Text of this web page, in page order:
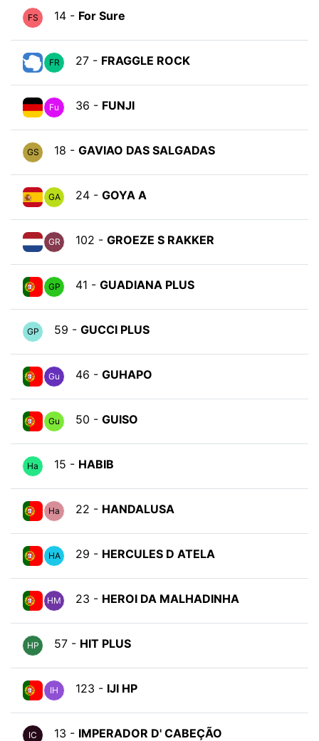
FS 14 - For Sure
FR 27 - FRAGGLE ROCK
Fu 36 - FUNJI
GS 18 - GAVIAO DAS SALGADAS
GA 24 - GOYA A
GR 102 - GROEZE S RAKKER
GP 41 - GUADIANA PLUS
GP 59 - GUCCI PLUS
Gu 46 - GUHAPO
Gu 50 - GUISO
Ha 15 - HABIB
Ha 22 - HANDALUSA
HA 29 - HERCULES D ATELA
HM 23 - HEROI DA MALHADINHA
HP 57 - HIT PLUS
IH 123 - IJI HP
IC 13 - IMPERADOR D' CABEÇÃO